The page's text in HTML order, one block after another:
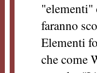
"elementi"
faranno
Elementi
che come